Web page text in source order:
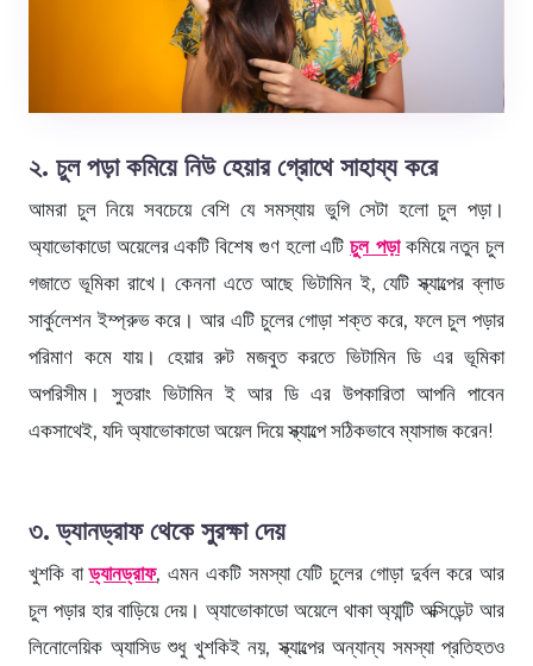
২. চুল পড়া কমিয়ে নিউ হেয়ার গ্রোথে সাহায্য করে
আমরা চুল নিয়ে সবচেয়ে বেশি যে সমস্যায় ভুগি সেটা হলো চুল পড়া।
অ্যাভোকাডো অয়েলের একটি বিশেষ গুণ হলো এটিচুল পড়াকমিয়ে নতুন চুল
গজাতে ভূমিকা রাখে। কেননা এতে আছে ভিটামিন ই, যেটি স্ক্যাল্পের ব্লাড
সার্কুলেশন ইম্প্রুভ করে। আর এটি চুলের গোড়া শক্ত করে, ফলে চুল পড়ার
পরিমাণ কমে যায়। হেয়ার রুট মজবুত করতে ভিটামিন ডি এর ভূমিকা
অপরিসীম। সুতরাং ভিটামিন ই আর ডি এর উপকারিতা আপনি পাবেন
একসাথেই, যদি অ্যাভোকাডো অয়েল দিয়ে স্ক্যাল্পে সঠিকভাবে ম্যাসাজ করেন!
৩. ড্যানড্রাফ থেকে সুরক্ষা দেয়
খুশকি বাড্যানড্রাফ, এমন একটি সমস্যা যেটি চুলের গোড়া দুর্বল করে আর
চুল পড়ার হার বাড়িয়ে দেয়। অ্যাভোকাডো অয়েলে থাকা অ্যান্টি অক্সিডেন্ট আর
লিনোলেয়িক অ্যাসিড শুধু খুশকিই নয়, স্ক্যাল্পের অন্যান্য সমস্যা প্রতিহতও